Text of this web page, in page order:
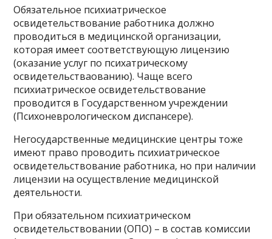
Обязательное психиатрическое
освидетельствование работника должно
проводиться в медицинской организации,
которая имеет соответствующую лицензию
(оказание услуг по психатрическому
освидетельстваованию). Чаще всего
психиатрическое освидетельствование
проводится в Государственном учреждении
(Психоневрологическом диспансере).
Негосударственные медицинские центры тоже
имеют право проводить психиатрическое
освидетельствование работника, но при наличии
лицензии на осуществление медицинской
деятельности.
При обязательном психиатрическом
освидетельствовании (ОПО) – в состав комиссии